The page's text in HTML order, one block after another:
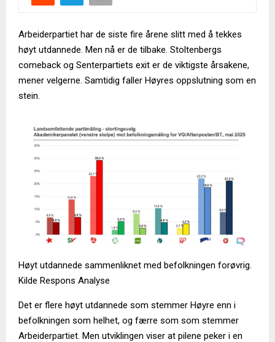
Arbeiderpartiet har de siste fire årene slitt med å tekkes
høyt utdannede. Men nå er de tilbake. Stoltenbergs
comeback og Senterpartiets exit er de viktigste årsakene,
mener velgerne. Samtidig faller Høyres oppslutning som en
stein.
Høyt utdannede sammenliknet med befolkningen forøvrig.
Kilde Respons Analyse
Det er flere høyt utdannede som stemmer Høyre enn i
befolkningen som helhet, og færre som som stemmer
Arbeiderpartiet. Men utviklingen viser at pilene peker i en